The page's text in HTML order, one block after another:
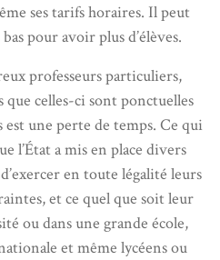
ses tarifs horaires. Il peut
pour avoir plus d’élèves.
professeurs particuliers,
celles-ci sont ponctuelles
une perte de temps. Ce qui
l’État a mis en place divers
en toute légalité leurs
et ce quel que soit leur
ou dans une grande école,
et même lycéens ou